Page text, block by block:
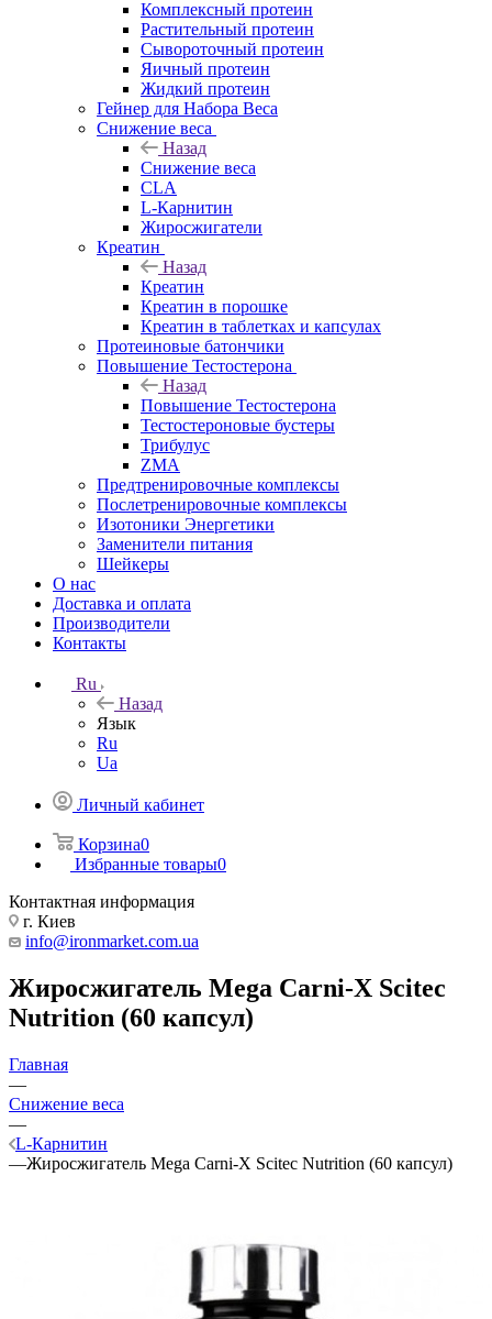
Комплексный протеин
Растительный протеин
Сывороточный протеин
Яичный протеин
Жидкий протеин
Гейнер для Набора Веса
Снижение веса
Назад
Снижение веса
CLA
L-Карнитин
Жиросжигатели
Креатин
Назад
Креатин
Креатин в порошке
Креатин в таблетках и капсулах
Протеиновые батончики
Повышение Тестостерона
Назад
Повышение Тестостерона
Тестостероновые бустеры
Трибулус
ZMA
Предтренировочные комплексы
Послетренировочные комплексы
Изотоники Энергетики
Заменители питания
Шейкеры
О нас
Доставка и оплата
Производители
Контакты
Ru
Назад
Язык
Ru
Ua
Личный кабинет
Корзина0
Избранные товары0
Контактная информация
г. Киев
info@ironmarket.com.ua
Жиросжигатель Mega Carni-X Scitec
Nutrition (60 капсул)
Главная
—
Снижение веса
—
L-Карнитин
—Жиросжигатель Mega Carni-X Scitec Nutrition (60 капсул)